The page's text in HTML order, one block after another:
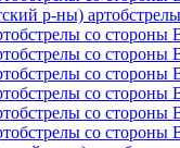
р-ны)
со
со
со
со
со
со